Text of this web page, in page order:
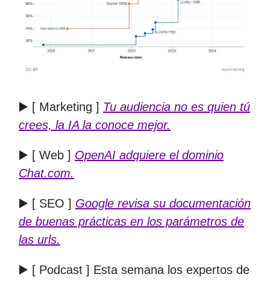
▶️ [ Marketing ] Tu audiencia no es quien tú
crees, la IA la conoce mejor.
▶️ [ Web ] OpenAI adquiere el dominio
Chat.com.
▶️ [ SEO ] Google revisa su documentación
de buenas prácticas en los parámetros de
las urls.
▶️ [ Podcast ] Esta semana los expertos de